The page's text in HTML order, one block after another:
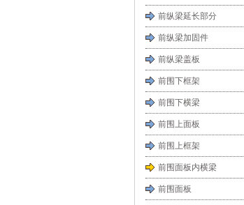
前纵梁延长部分
前纵梁加固件
前纵梁盖板
前围下框架
前围下横梁
前围上面板
前围上框架
前围面板内横梁
前围面板